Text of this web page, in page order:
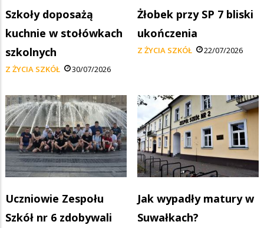
Szkoły doposażą
kuchnie w stołówkach
szkolnych
Z ŻYCIA SZKÓŁ 30/07/2026
Żłobek przy SP 7 bliski
ukończenia
Z ŻYCIA SZKÓŁ 22/07/2026
Uczniowie Zespołu
Szkół nr 6 zdobywali
Jak wypadły matury w
Suwałkach?